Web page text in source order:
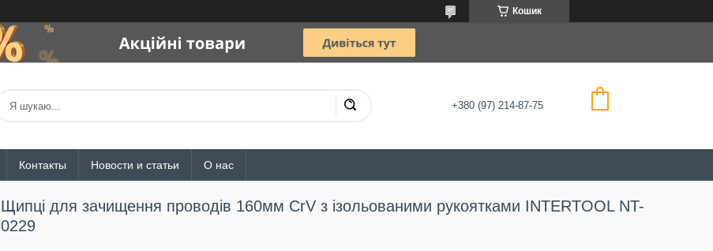
Кошик
+380 (97) 214-87-75
Контакты Новости и статьи О нас
Щипці для зачищення проводів 160мм CrV з ізольованими рукоятками INTERTOOL NT-
0229